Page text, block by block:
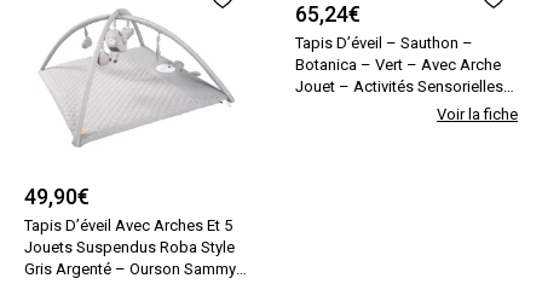
49,90€
Tapis D’éveil Avec Arches Et 5
Jouets Suspendus Roba Style
Gris Argenté – Ourson Sammy
65,24€
Tapis D’éveil – Sauthon –
Botanica – Vert – Avec Arche
Jouet – Activités Sensorielles
Voir la fiche